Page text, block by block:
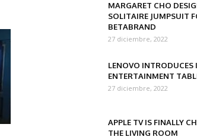
MARGARET CHO
SOLITAIRE JUMPSUIT
BETABRAND
27 diciembre, 2022
LENOVO INTRODUCES
ENTERTAINMENT
27 diciembre, 2022
APPLE TV IS FINALLY
THE LIVING ROOM